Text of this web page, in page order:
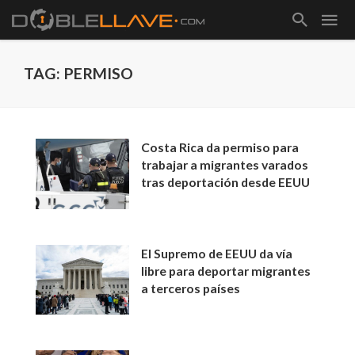
TAG: PERMISO
Costa Rica da permiso para
trabajar a migrantes varados
tras deportación desde EEUU
El Supremo de EEUU da vía
libre para deportar migrantes
a terceros países